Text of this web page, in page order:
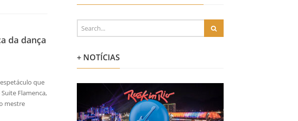
da dança
que
Flamenca,
mestre
+ NOTÍCIAS